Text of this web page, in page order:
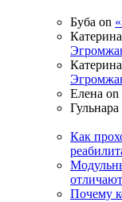
Буба on
Елена on
Гульнара
Как
Почему